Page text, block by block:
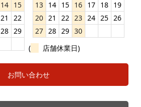
14 15
21
22
28 29
13 14 15 16 17 18 19
20 21 22 23 24 25 26
27 28 29 30
(
店舗休業日)
お問い合わせ